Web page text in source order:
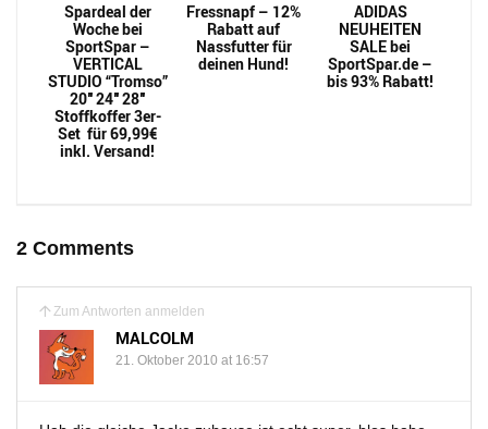
Spardeal der
Woche bei
SportSpar –
VERTICAL
STUDIO “Tromso”
20″ 24″ 28″
Stoffkoffer 3er-
Set für 69,99€
inkl. Versand!
Fressnapf – 12%
Rabatt auf
Nassfutter für
deinen Hund!
ADIDAS
NEUHEITEN
SALE bei
SportSpar.de –
bis 93% Rabatt!
2 Comments
Zum Antworten anmelden
MALCOLM
21. Oktober 2010 at 16:57